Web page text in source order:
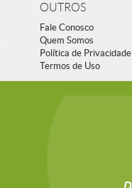
OUTROS
Fale Conosco
Quem Somos
Política de Privacidade
Termos de Uso